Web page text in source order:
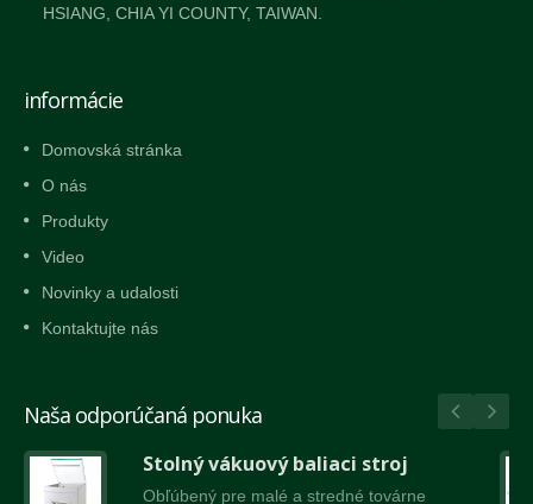
HSIANG, CHIA YI COUNTY, TAIWAN.
informácie
Domovská stránka
O nás
Produkty
Video
Novinky a udalosti
Kontaktujte nás
Naša odporúčaná ponuka
Stolný vákuový baliaci stroj
Obľúbený pre malé a stredné továrne